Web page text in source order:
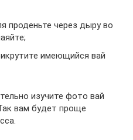
проденьте через дыру во
имеющийся вай
изучите фото вай
вам будет проще